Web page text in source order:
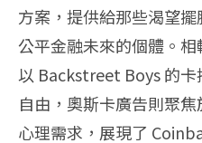
方案，提供給那些渴望
公平金融未來的個體。
以 Backstreet Boys 的
自由，奧斯卡廣告則聚
心理需求，展現了